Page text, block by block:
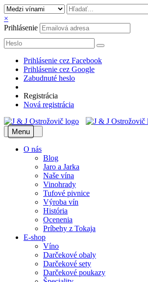
×
Prihlásenie
Prihlásenie cez Facebook
Prihlásenie cez Google
Zabudnuté heslo
Registrácia
Nová registrácia
Menu
O nás
Blog
Jaro a Jarka
Naše vína
Vinohrady
Tufové pivnice
Výroba vín
História
Ocenenia
Príbehy z Tokaja
E-shop
Víno
Darčekové obaly
Darčekové sety
Darčekové poukazy